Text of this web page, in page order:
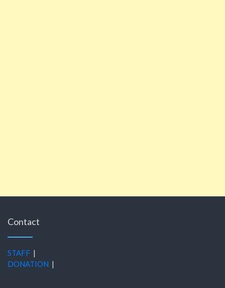
Contact
STAFF |
DONATION |